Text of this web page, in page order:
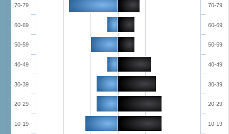
10-19
20-29
30-39
40-49
50-59
60-69
70-79
10-19
20-29
30-39
40-49
50-59
60-69
70-79